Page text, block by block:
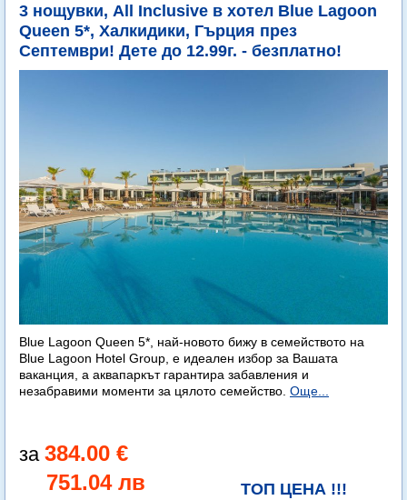
3 нощувки, All Inclusive в хотел Blue Lagoon
Queen 5*, Халкидики, Гърция през
Септември! Дете до 12.99г. - безплатно!
Blue Lagoon Queen 5*, най-новото бижу в семейството на
Blue Lagoon Hotel Group, е идеален избор за Вашата
ваканция, а аквапаркът гарантира забавления и
незабравими моменти за цялото семейство. Още...
384.00 €
751.04 лв
ТОП ЦЕНА !!!